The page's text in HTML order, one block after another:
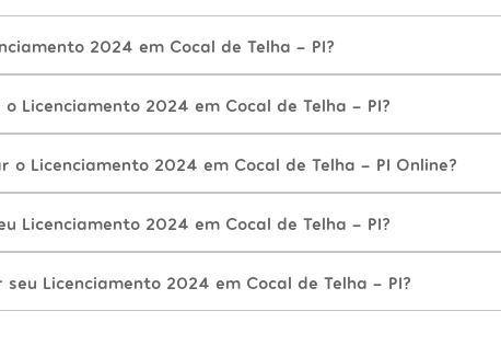
2024 em Cocal de Telha - PI?
Licenciamento 2024 em Cocal de Telha - PI?
o Licenciamento 2024 em Cocal de Telha - PI Online?
Licenciamento 2024 em Cocal de Telha - PI?
seu Licenciamento 2024 em Cocal de Telha - PI?